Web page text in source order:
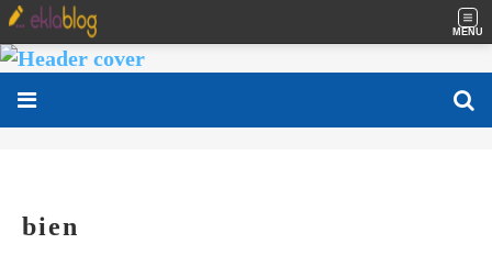
MENU
bien